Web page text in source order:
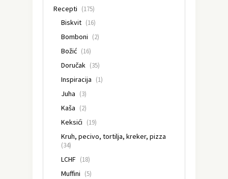
Recepti (175)
Biskvit (16)
Bomboni (2)
Božić (16)
Doručak (35)
Inspiracija (1)
Juha (3)
Kaša (2)
Keksići (19)
Kruh, pecivo, tortilja, kreker, pizza
(34)
LCHF (18)
Muffini (5)